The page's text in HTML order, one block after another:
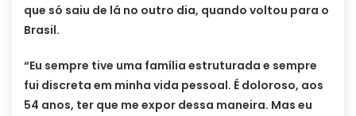
que só saiu de lá no outro dia, quando voltou para o
Brasil.
“Eu sempre tive uma família estruturada e sempre
fui discreta em minha vida pessoal. É doloroso, aos
54 anos, ter que me expor dessa maneira. Mas eu